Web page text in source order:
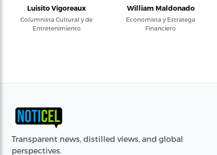
Luisito Vigoreaux
Columnista Cultural y de
Entretenimiento
William Maldonado
Economista y Estratega
Financiero
Transparent news, distilled views, and global
perspectives.